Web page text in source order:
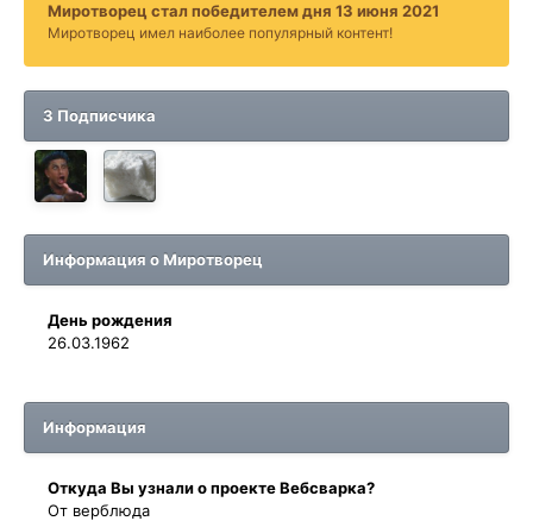
Миротворец стал победителем дня 13 июня 2021
Миротворец имел наиболее популярный контент!
3 Подписчика
Информация о Миротворец
День рождения
26.03.1962
Информация
Oткyдa Вы узнaли o проекте Вебсварка?
От верблюда